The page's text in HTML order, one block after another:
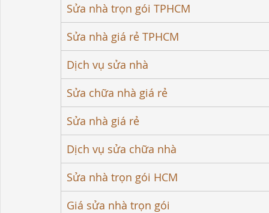
Sửa nhà trọn gói TPHCM
Sửa nhà giá rẻ TPHCM
Dịch vụ sửa nhà
Sửa chữa nhà giá rẻ
Sửa nhà giá rẻ
Dịch vụ sửa chữa nhà
Sửa nhà trọn gói HCM
Giá sửa nhà trọn gói